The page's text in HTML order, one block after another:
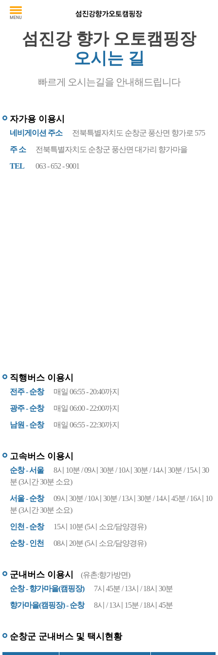
섬진강 향가 오토캠핑장
오시는 길
빠르게 오시는길을 안내해드립니다
자가용 이용시
네비게이션 주소
전북특별자치도 순창군 풍산면 향가로 575
주 소
전북특별자치도 순창군 풍산면 대가리 향가마을
TEL
063 - 652 - 9001
직행버스 이용시
전주 - 순창
매일 06:55 - 20:40까지
광주 - 순창
매일 06:00 - 22:00까지
남원 - 순창
매일 06:55 - 22:30까지
고속버스 이용시
순창 - 서울
8시 10분 / 09시 30분 / 10시 30분 / 14시 30분 / 15시 30
분 (3시간 30분 소요)
서울 - 순창
09시 30분 / 10시 30분 / 13시 30분 / 14시 45분 / 16시 10
분 (3시간 30분 소요)
인천 - 순창
15시 10분 (5시 소요/담양경유)
순창 - 인천
08시 20분 (5시 소요/담양경유)
군내버스 이용시
(유촌:향가방면)
순창 - 향가마을(캠핑장)
7시 45분 / 13시 / 18시 30분
향가마을(캠핑장) - 순창
8시 / 13시 15분 / 18시 45분
순창군 군내버스 및 택시현황